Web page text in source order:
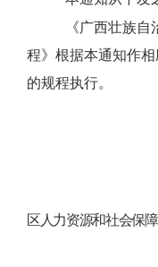
《广西壮族
程》根据本通知作
的规程执行。
区人力资源和社会保